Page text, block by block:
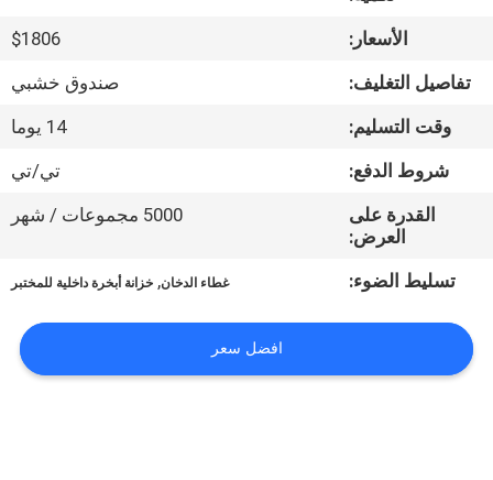
في
المصنع
مراقبة
الجودة
اتصل
بنا
الأسعار:
$1806
تفاصيل التغليف:
صندوق خشبي
وقت التسليم:
14 يوما
شروط الدفع:
تي/تي
القدرة على
العرض:
5000 مجموعات / شهر
تسليط الضوء: غطاء الدخان, خزانة أبخرة داخلية للمختبر
افضل سعر